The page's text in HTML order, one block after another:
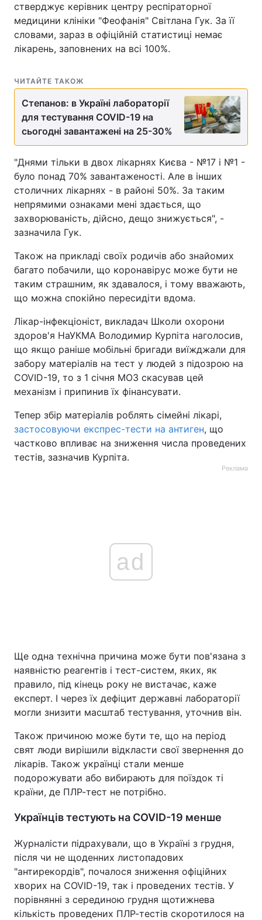
стверджує керівник центру респіраторної
медицини клініки "Феофанія" Світлана Гук. За її
словами, зараз в офіційній статистиці немає
лікарень, заповнених на всі 100%.
ЧИТАЙТЕ ТАКОЖ
Степанов: в Україні лабораторії
для тестування COVID-19 на
сьогодні завантажені на 25-30%
"Днями тільки в двох лікарнях Києва - №17 і №1 -
було понад 70% завантаженості. Але в інших
столичних лікарнях - в районі 50%. За таким
непрямими ознаками мені здається, що
захворюваність, дійсно, дещо знижується", -
зазначила Гук.
Також на прикладі своїх родичів або знайомих
багато побачили, що коронавірус може бути не
таким страшним, як здавалося, і тому вважають,
що можна спокійно пересидіти вдома.
Лікар-інфекціоніст, викладач Школи охорони
здоров'я НаУКМА Володимир Курпіта наголосив,
що якщо раніше мобільні бригади виїжджали для
забору матеріалів на тест у людей з підозрою на
COVID-19, то з 1 січня МОЗ скасував цей
механізм і припинив їх фінансувати.
Тепер збір матеріалів роблять сімейні лікарі,
застосовуючи експрес-тести на антиген, що
частково впливає на зниження числа проведених
тестів, зазначив Курпіта.
Реклама
ad
Ще одна технічна причина може бути пов'язана з
наявністю реагентів і тест-систем, яких, як
правило, під кінець року не вистачає, каже
експерт. І через їх дефіцит державні лабораторії
могли знизити масштаб тестування, уточнив він.
Також причиною може бути те, що на період
свят люди вирішили відкласти свої звернення до
лікарів. Також українці стали менше
подорожувати або вибирають для поїздок ті
країни, де ПЛР-тест не потрібно.
Українців тестують на COVID-19 менше
Журналісти підрахували, що в Україні з грудня,
після чи не щоденних листопадових
"антирекордів", почалося зниження офіційних
хворих на COVID-19, так і проведених тестів. У
порівнянні з серединою грудня щотижнева
кількість проведених ПЛР-тестів скоротилося на